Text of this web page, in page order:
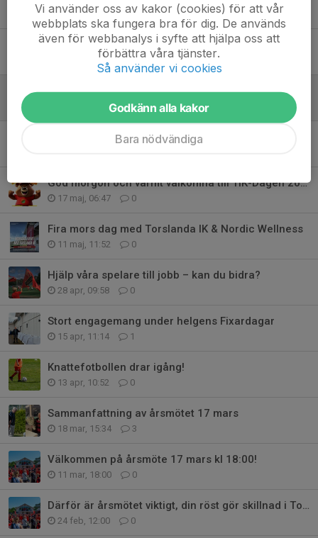
17 jul, 11:36 0
Minnesord – Janne Rydehn
9 jul, 13:38 7
Härlig Mors dag tillsammans med Nordic Wellness
0
TIK-dagen 2026
God morgon och varmt välkomna till TIK-Dagen 2026!
17 maj, 06:47 0
Fira mors dag med Torslanda IK & Nordic Wellness
11 maj, 11:52 0
Hjälp våra spelare till jobb – kan du bidra?
28 apr, 09:58 0
Stort engagemang under helgens Fixardagar
15 apr, 11:14 1
Knattefotbollen drar igång!
13 apr, 10:52 0
Sammanfattning av årsmötet 17 mars
18 mar, 15:34 3
Välkommen på årsmöte 17 mars kl 18:00!
11 mar, 18:00 0
Därför är årsmötet viktigt, din röst gör skillnad i Torslanda IK
24 feb, 12:00 0
Vi använder oss av kakor (cookies) för att vår
webbplats ska fungera bra för dig. De används
även för webbanalys i syfte att hjälpa oss att
förbättra våra tjänster.
Så använder vi cookies
Godkänn alla kakor
Bara nödvändiga